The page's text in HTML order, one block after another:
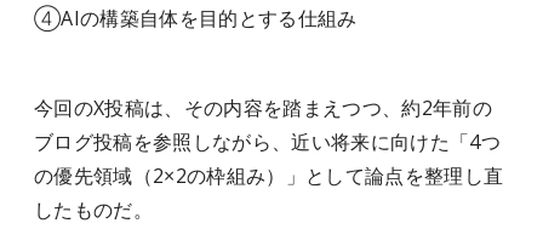
④AIの構築自体を目的とする仕組み
今回のX投稿は、その内容を踏まえつつ、約2年前の
ブログ投稿を参照しながら、近い将来に向けた「4つ
の優先領域（2×2の枠組み）」として論点を整理し直
したものだ。